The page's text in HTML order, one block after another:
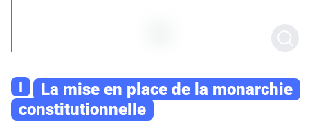
I
La mise en place de la monarchie
constitutionnelle